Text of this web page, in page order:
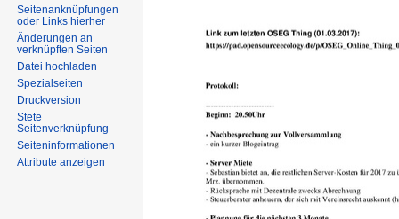
Seitenanknüpfungen
oder Links hierher
Änderungen an
verknüpften Seiten
Datei hochladen
Spezialseiten
Druckversion
Stete
Seitenverknüpfung
Seiten­informationen
Attribute anzeigen